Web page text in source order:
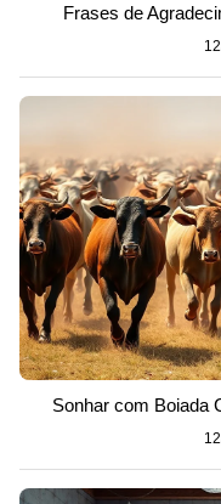
Frases de
Sonhar com Boiada